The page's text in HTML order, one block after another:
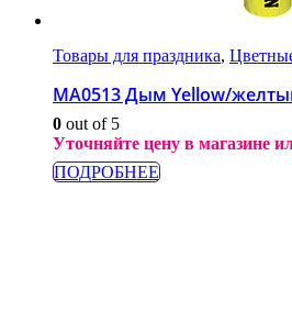
Товары для праздника,
МА0513 Дым Yellow/
0 out of 5
Уточняйте цену в магазине
ПОДРОБНЕЕ